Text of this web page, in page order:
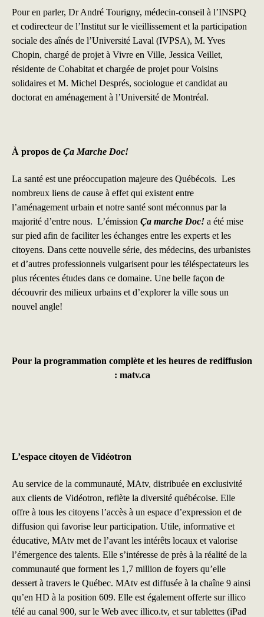
Pour en parler, Dr André Tourigny, médecin-conseil à l’INSPQ
et codirecteur de l’Institut sur le vieillissement et la participation
sociale des aînés de l’Université Laval (IVPSA), M. Yves
Chopin, chargé de projet à Vivre en Ville, Jessica Veillet,
résidente de Cohabitat et chargée de projet pour Voisins
solidaires et M. Michel Després, sociologue et candidat au
doctorat en aménagement à l’Université de Montréal.
À propos de Ça Marche Doc!
La santé est une préoccupation majeure des Québécois. Les
nombreux liens de cause à effet qui existent entre
l’aménagement urbain et notre santé sont méconnus par la
majorité d’entre nous. L’émission Ça marche Doc! a été mise
sur pied afin de faciliter les échanges entre les experts et les
citoyens. Dans cette nouvelle série, des médecins, des urbanistes
et d’autres professionnels vulgarisent pour les téléspectateurs les
plus récentes études dans ce domaine. Une belle façon de
découvrir des milieux urbains et d’explorer la ville sous un
nouvel angle!
Pour la programmation complète et les heures de rediffusion
: matv.ca
L’espace citoyen de Vidéotron
Au service de la communauté, MAtv, distribuée en exclusivité
aux clients de Vidéotron, reflète la diversité québécoise. Elle
offre à tous les citoyens l’accès à un espace d’expression et de
diffusion qui favorise leur participation. Utile, informative et
éducative, MAtv met de l’avant les intérêts locaux et valorise
l’émergence des talents. Elle s’intéresse de près à la réalité de la
communauté que forment les 1,7 million de foyers qu’elle
dessert à travers le Québec. MAtv est diffusée à la chaîne 9 ainsi
qu’en HD à la position 609. Elle est également offerte sur illico
télé au canal 900, sur le Web avec illico.tv, et sur tablettes (iPad